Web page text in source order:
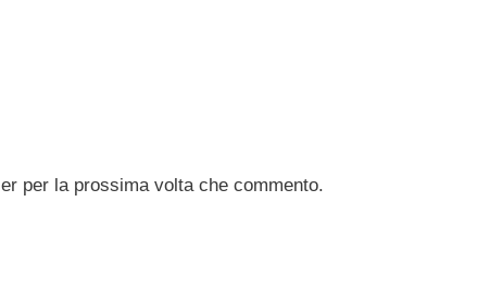
per la prossima volta che commento.